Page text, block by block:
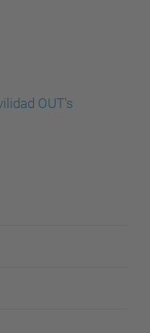
OUT's